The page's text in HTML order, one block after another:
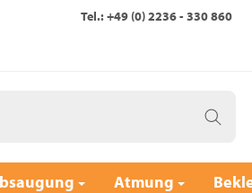
Tel.: +49 (0) 2236 - 330 860
Atmung